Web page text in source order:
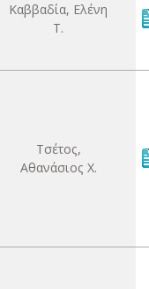
Καββαδία, Ελένη
Τ.
Τσέτος,
Αθανάσιος Χ.